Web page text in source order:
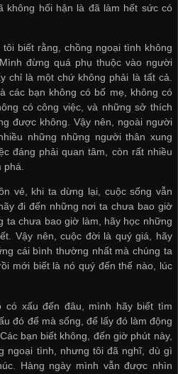
không hối hận là đã làm hết sức có
biết rằng, chồng ngoại tình không
đừng quá phụ thuộc vào người
chỉ là một chứ không phải là tất cả.
các bạn không có bố mẹ, không có
có công việc, và những sở thích
được không. Vậy nên, ngoài người
những những người thân xung
đáng phải quan tâm, còn rất nhiều
vẻ, khi ta dừng lại, cuộc sống vẫn
đi đến những nơi ta chưa bao giờ
ta chưa bao giờ làm, hãy học những
Vậy nên, cuộc đời là quý giá, hãy
cái bình thường nhất mà chúng ta
mới biết là nó quý đến thế nào, lúc
có xấu đến đâu, mình hãy biết tìm
đó để mà sống, để lấy đó làm động
bạn biết không, đến giờ phút này,
ngoại tình, nhưng tôi đã nghĩ, dù gì
Hàng ngày mình vẫn được nhìn